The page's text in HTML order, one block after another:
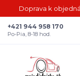
Doprava k
+421 944 958 170
Po-Pia, 8-18 hod.